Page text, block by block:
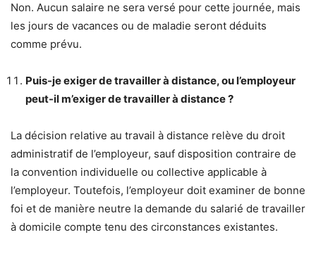
Non. Aucun salaire ne sera versé pour cette journée, mais
les jours de vacances ou de maladie seront déduits
comme prévu.
Puis-je exiger de travailler à distance, ou l’employeur
peut-il m’exiger de travailler à distance ?
La décision relative au travail à distance relève du droit
administratif de l’employeur, sauf disposition contraire de
la convention individuelle ou collective applicable à
l’employeur. Toutefois, l’employeur doit examiner de bonne
foi et de manière neutre la demande du salarié de travailler
à domicile compte tenu des circonstances existantes.